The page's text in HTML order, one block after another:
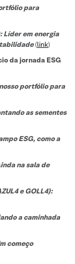
para
Líder em energia
(link)
da jornada ESG
portfólio para
as sementes
ESG, como a
na sala de
e GOLL4):
a caminhada
começo